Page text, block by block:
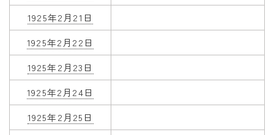
1925年2月21日
1925年2月22日
1925年2月23日
1925年2月24日
1925年2月25日